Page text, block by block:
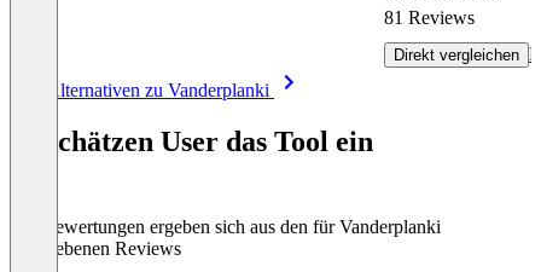
81 Reviews
Direkt vergleichen
Alle Alternativen zu Vanderplanki
So schätzen User das Tool ein
Die Bewertungen ergeben sich aus den für Vanderplanki
abgegebenen Reviews